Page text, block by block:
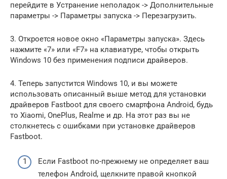
перейдите в Устранение неполадок -> Дополнительные
параметры -> Параметры запуска -> Перезагрузить.
3. Откроется новое окно «Параметры запуска». Здесь
нажмите «7» или «F7» на клавиатуре, чтобы открыть
Windows 10 без применения подписи драйверов.
4. Теперь запустится Windows 10, и вы можете
использовать описанный выше метод для установки
драйверов Fastboot для своего смартфона Android, будь
то Xiaomi, OnePlus, Realme и др. На этот раз вы не
столкнетесь с ошибками при установке драйверов
Fastboot.
Если Fastboot по-прежнему не определяет ваш
телефон Android, щелкните правой кнопкой